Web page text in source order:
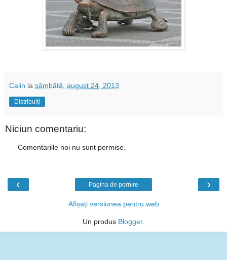
Calin la sâmbătă, august 24, 2013
Distribuiți
Niciun comentariu:
Comentariile noi nu sunt permise.
‹ ›
Pagina de pornire
Afișați versiunea pentru web
Un produs Blogger.